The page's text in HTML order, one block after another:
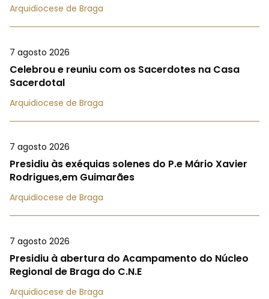
Arquidiocese de Braga
7 agosto 2026
Celebrou e reuniu com os Sacerdotes na Casa
Sacerdotal
Arquidiocese de Braga
7 agosto 2026
Presidiu às exéquias solenes do P.e Mário Xavier
Rodrigues,em Guimarães
Arquidiocese de Braga
7 agosto 2026
Presidiu à abertura do Acampamento do Núcleo
Regional de Braga do C.N.E
Arquidiocese de Braga